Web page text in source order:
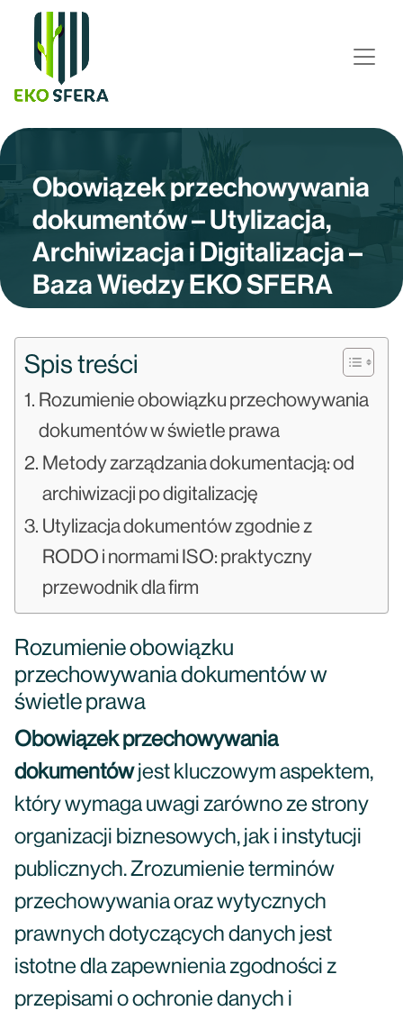
Obowiązek przechowywania
dokumentów – Utylizacja,
Archiwizacja i Digitalizacja –
Baza Wiedzy EKO SFERA
Spis treści
Rozumienie obowiązku przechowywania
dokumentów w świetle prawa
Metody zarządzania dokumentacją: od
archiwizacji po digitalizację
Utylizacja dokumentów zgodnie z
RODO i normami ISO: praktyczny
przewodnik dla firm
Rozumienie obowiązku
przechowywania dokumentów w
świetle prawa
Obowiązek przechowywania
dokumentówjest kluczowym aspektem,
który wymaga uwagi zarówno ze strony
organizacji biznesowych, jak i instytucji
publicznych. Zrozumienie terminów
przechowywania oraz wytycznych
prawnych dotyczących danych jest
istotne dla zapewnienia zgodności z
przepisami o ochronie danych i